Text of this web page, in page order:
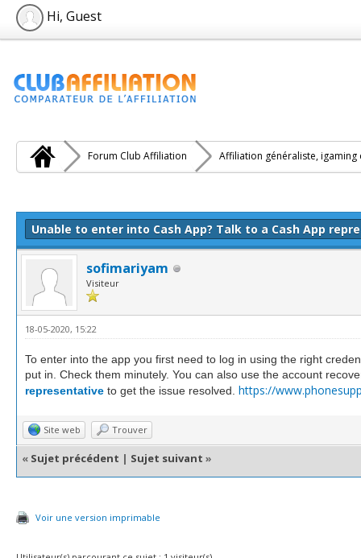
Hi, Guest
Forum Club Affiliation Affiliation généraliste, igaming
Unable to enter into Cash App? Talk to a Cash App
sofimariyam
Visiteur
18-05-2020, 15:22
To enter into the app you first need to log in using the right
put in. Check them minutely. You can also use the account
representative to get the issue resolved. https://
Site web Trouver
« Sujet précédent | Sujet suivant »
Voir une version imprimable